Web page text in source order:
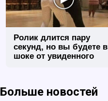
Ролик длится пару
секунд, но вы будете в
шоке от увиденного
Больше новостей